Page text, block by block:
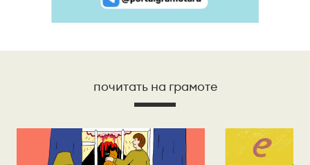
почитать на грамоте